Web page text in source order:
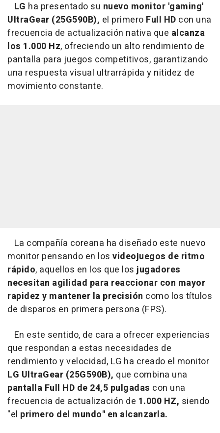
LG ha presentado su nuevo monitor 'gaming'
UltraGear (25G590B), el primero Full HD con una
frecuencia de actualización nativa que alcanza
los 1.000 Hz, ofreciendo un alto rendimiento de
pantalla para juegos competitivos, garantizando
una respuesta visual ultrarrápida y nitidez de
movimiento constante.
La compañía coreana ha diseñado este nuevo
monitor pensando en los videojuegos de ritmo
rápido, aquellos en los que losjugadores
necesitan agilidad para reaccionar con mayor
rapidez y mantener la precisión como los títulos
de disparos en primera persona (FPS).
En este sentido, de cara a ofrecer experiencias
que respondan a estas necesidades de
rendimiento y velocidad, LG ha creado el monitor
LG UltraGear (25G590B), que combina una
pantalla Full HD de 24,5 pulgadas con una
frecuencia de actualización de 1.000 HZ, siendo
"el primero del mundo" en alcanzarla.